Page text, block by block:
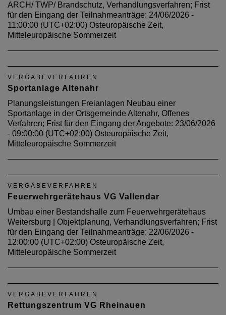
ARCH/ TWP/ Brandschutz, Verhandlungsverfahren; Frist
für den Eingang der Teilnahmeanträge: 24/06/2026 -
11:00:00 (UTC+02:00) Osteuropäische Zeit,
Mitteleuropäische Sommerzeit
VERGABEVERFAHREN
Sportanlage Altenahr
Planungsleistungen Freianlagen Neubau einer
Sportanlage in der Ortsgemeinde Altenahr, Offenes
Verfahren; Frist für den Eingang der Angebote: 23/06/2026
- 09:00:00 (UTC+02:00) Osteuropäische Zeit,
Mitteleuropäische Sommerzeit
VERGABEVERFAHREN
Feuerwehrgerätehaus VG Vallendar
Umbau einer Bestandshalle zum Feuerwehrgerätehaus
Weitersburg | Objektplanung, Verhandlungsverfahren; Frist
für den Eingang der Teilnahmeanträge: 22/06/2026 -
12:00:00 (UTC+02:00) Osteuropäische Zeit,
Mitteleuropäische Sommerzeit
VERGABEVERFAHREN
Rettungszentrum VG Rheinauen